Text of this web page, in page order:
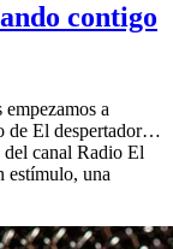
contigo
a
de El despertador…
canal Radio El
estímulo, una